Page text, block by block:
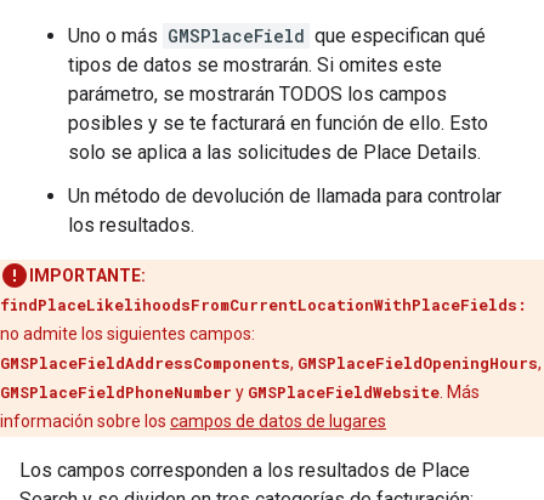
Uno o más GMSPlaceField que especifican qué
tipos de datos se mostrarán. Si omites este
parámetro, se mostrarán TODOS los campos
posibles y se te facturará en función de ello. Esto
solo se aplica a las solicitudes de Place Details.
Un método de devolución de llamada para controlar
los resultados.
IMPORTANTE:
findPlaceLikelihoodsFromCurrentLocationWithPlaceFields:
no admite los siguientes campos:
GMSPlaceFieldAddressComponents, GMSPlaceFieldOpeningHours,
GMSPlaceFieldPhoneNumber y GMSPlaceFieldWebsite . Más
información sobre los campos de datos de lugares
Los campos corresponden a los resultados de Place